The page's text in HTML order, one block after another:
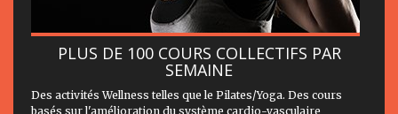
PLUS DE 100 COURS COLLECTIFS PAR
SEMAINE
Des activités Wellness telles que le Pilates/Yoga. Des cours
basés sur l'amélioration du système cardio-vasculaire